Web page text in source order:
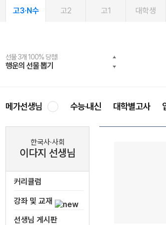
고3·N수 고2 고1 대학생
선물 3개 100% 당첨!
행운의 선물 뽑기
선물 100% 증정!
메가스터디 X 올리브
여름방학 스터디 캐시백
메가런 썸머스쿨
2027 러셀 단과
강사 공개선발
스마트러닝앱
설문 EVENT
메가패스
3일 무료 체험권
메가패스 수강생 무료혜택!
메가클럽 멤버십
사회공헌 캠페인
희망이룸 메가나눔
메가선생님 수능·내신 대학별고사
한국사·사회
이다지 선생님
커리큘럼
강좌 및 교재
선생님 게시판